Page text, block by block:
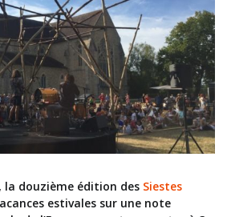
la douzième édition des Siestes
estivales sur une note